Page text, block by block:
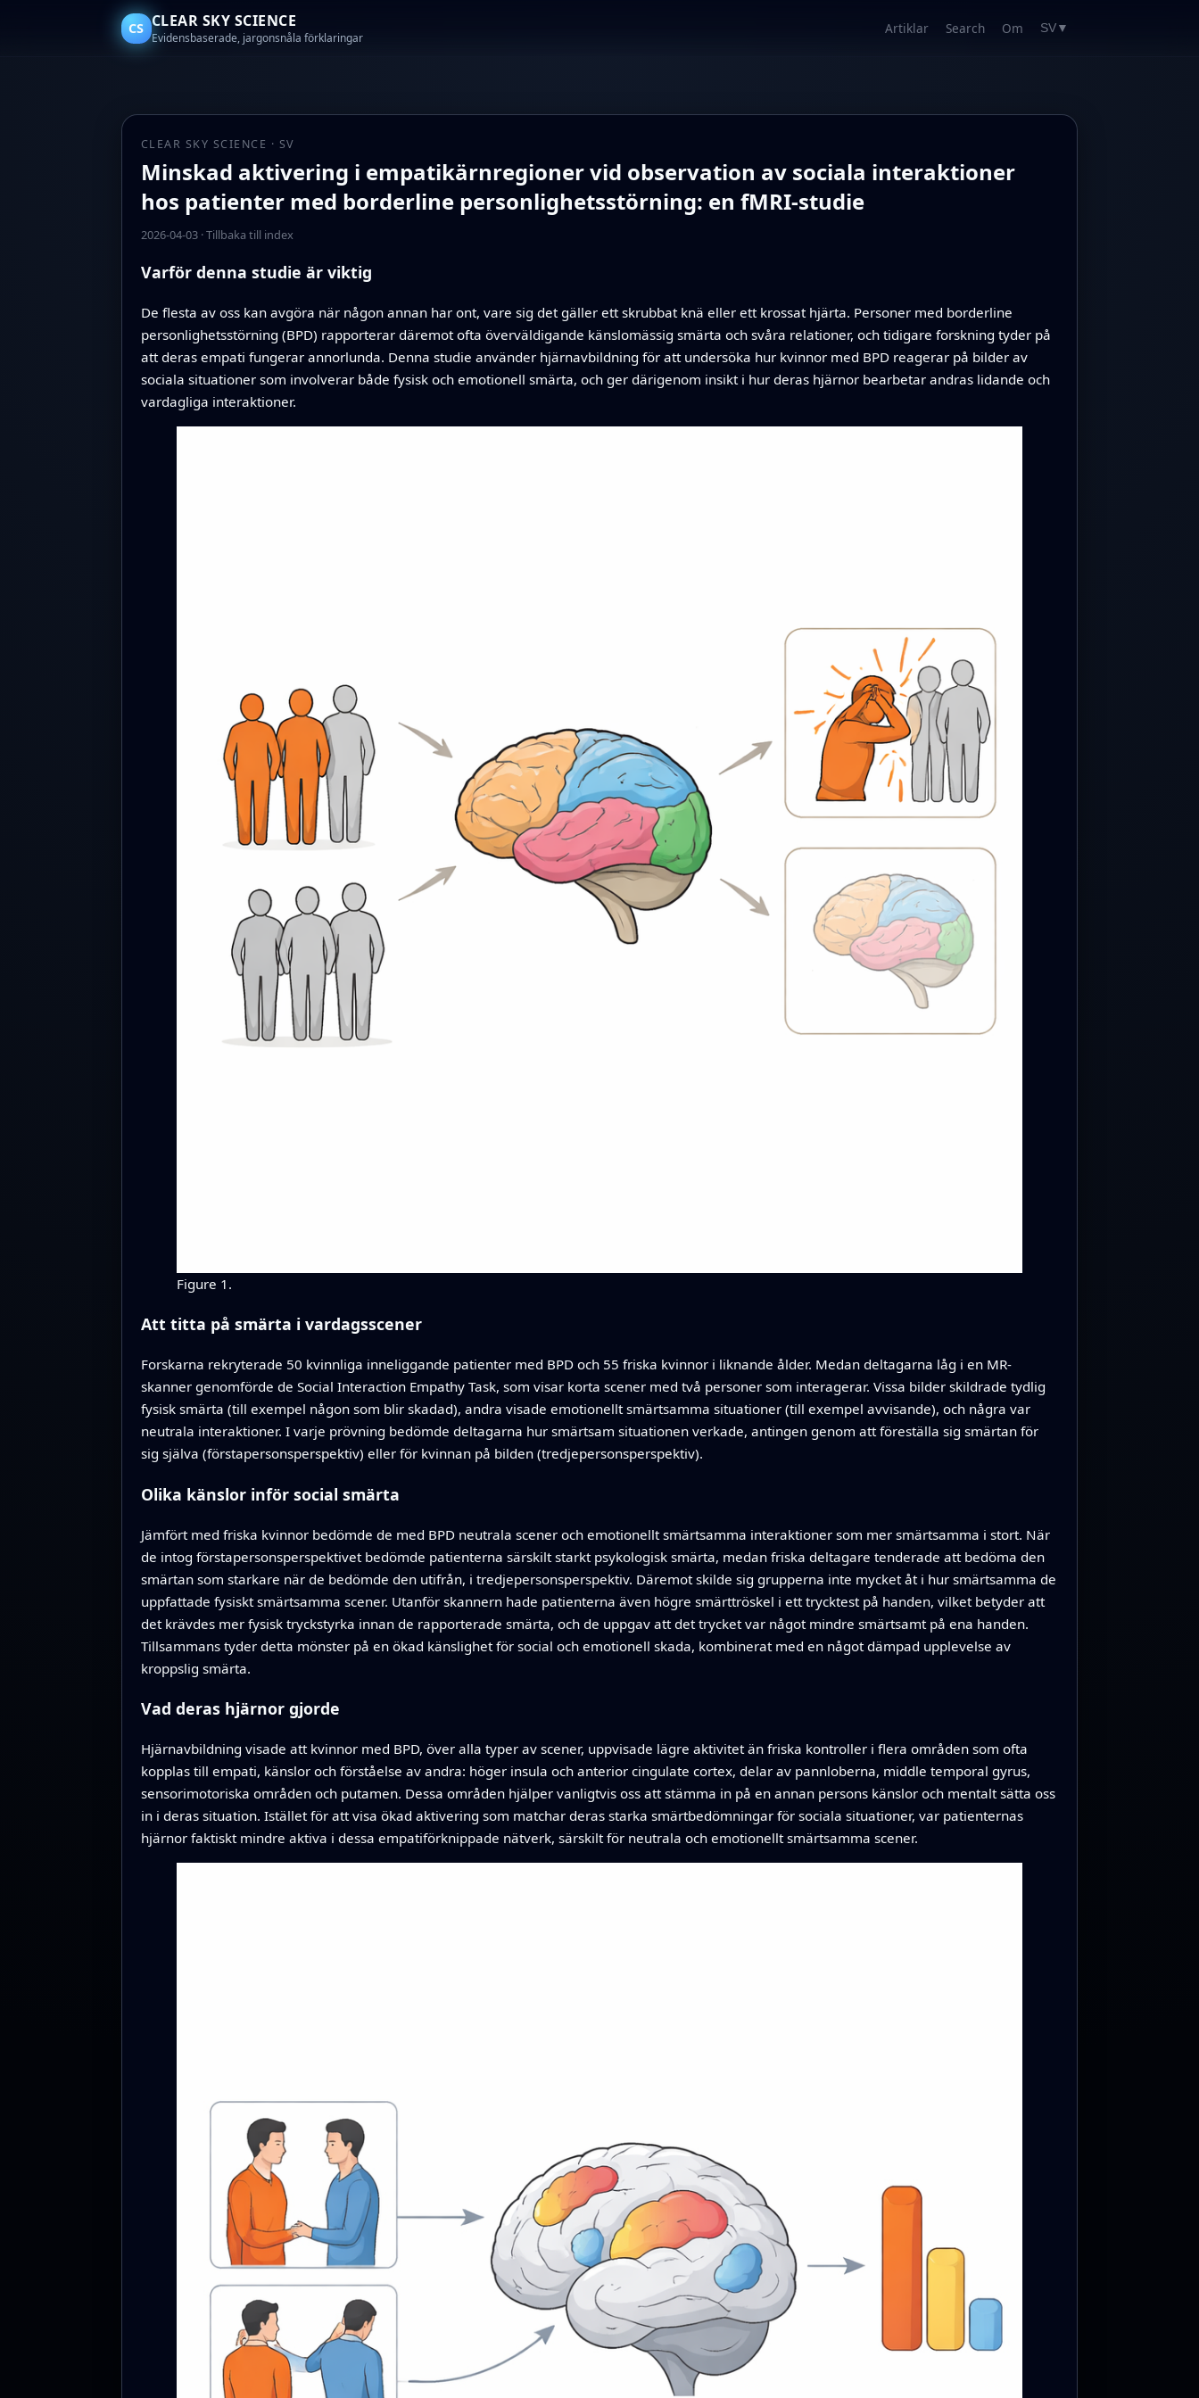
CS CLEAR SKY SCIENCE
Evidensbaserade, jargonsnåla förklaringar
Artiklar Search Om SV ▼
CLEAR SKY SCIENCE · SV
Minskad aktivering i empatikärnregioner vid observation av sociala interaktioner
hos patienter med borderline personlighetsstörning: en fMRI-studie
2026-04-03·Tillbaka till index
Varför denna studie är viktig
De flesta av oss kan avgöra när någon annan har ont, vare sig det gäller ett skrubbat knä eller ett krossat hjärta. Personer med borderline
personlighetsstörning (BPD) rapporterar däremot ofta överväldigande känslomässig smärta och svåra relationer, och tidigare forskning tyder på
att deras empati fungerar annorlunda. Denna studie använder hjärnavbildning för att undersöka hur kvinnor med BPD reagerar på bilder av
sociala situationer som involverar både fysisk och emotionell smärta, och ger därigenom insikt i hur deras hjärnor bearbetar andras lidande och
vardagliga interaktioner.
Figure 1.
Att titta på smärta i vardagsscener
Forskarna rekryterade 50 kvinnliga inneliggande patienter med BPD och 55 friska kvinnor i liknande ålder. Medan deltagarna låg i en MR-
skanner genomförde de Social Interaction Empathy Task, som visar korta scener med två personer som interagerar. Vissa bilder skildrade tydlig
fysisk smärta (till exempel någon som blir skadad), andra visade emotionellt smärtsamma situationer (till exempel avvisande), och några var
neutrala interaktioner. I varje prövning bedömde deltagarna hur smärtsam situationen verkade, antingen genom att föreställa sig smärtan för
sig själva (förstapersonsperspektiv) eller för kvinnan på bilden (tredjepersonsperspektiv).
Olika känslor inför social smärta
Jämfört med friska kvinnor bedömde de med BPD neutrala scener och emotionellt smärtsamma interaktioner som mer smärtsamma i stort. När
de intog förstapersonsperspektivet bedömde patienterna särskilt starkt psykologisk smärta, medan friska deltagare tenderade att bedöma den
smärtan som starkare när de bedömde den utifrån, i tredjepersonsperspektiv. Däremot skilde sig grupperna inte mycket åt i hur smärtsamma de
uppfattade fysiskt smärtsamma scener. Utanför skannern hade patienterna även högre smärttröskel i ett trycktest på handen, vilket betyder att
det krävdes mer fysisk tryckstyrka innan de rapporterade smärta, och de uppgav att det trycket var något mindre smärtsamt på ena handen.
Tillsammans tyder detta mönster på en ökad känslighet för social och emotionell skada, kombinerat med en något dämpad upplevelse av
kroppslig smärta.
Vad deras hjärnor gjorde
Hjärnavbildning visade att kvinnor med BPD, över alla typer av scener, uppvisade lägre aktivitet än friska kontroller i flera områden som ofta
kopplas till empati, känslor och förståelse av andra: höger insula och anterior cingulate cortex, delar av pannloberna, middle temporal gyrus,
sensorimotoriska områden och putamen. Dessa områden hjälper vanligtvis oss att stämma in på en annan persons känslor och mentalt sätta oss
in i deras situation. Istället för att visa ökad aktivering som matchar deras starka smärtbedömningar för sociala situationer, var patienternas
hjärnor faktiskt mindre aktiva i dessa empatiförknippade nätverk, särskilt för neutrala och emotionellt smärtsamma scener.